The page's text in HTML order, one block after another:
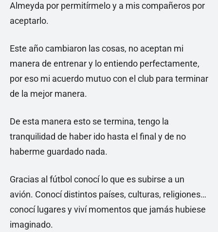
Almeyda por permitírmelo y a mis compañeros por
aceptarlo.
Este año cambiaron las cosas, no aceptan mi
manera de entrenar y lo entiendo perfectamente,
por eso mi acuerdo mutuo con el club para terminar
de la mejor manera.
De esta manera esto se termina, tengo la
tranquilidad de haber ido hasta el final y de no
haberme guardado nada.
Gracias al fútbol conocí lo que es subirse a un
avión. Conocí distintos países, culturas, religiones…
conocí lugares y viví momentos que jamás hubiese
imaginado.